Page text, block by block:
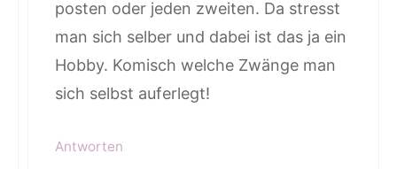
posten oder jeden zweiten. Da stresst
man sich selber und dabei ist das ja ein
Hobby. Komisch welche Zwänge man
sich selbst auferlegt!
Antworten